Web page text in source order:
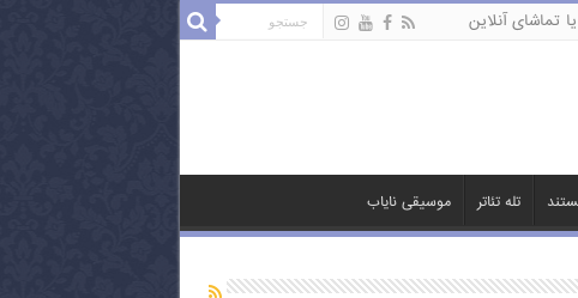
تماشای آنلاین
تله تئاتر موسیقی نایاب